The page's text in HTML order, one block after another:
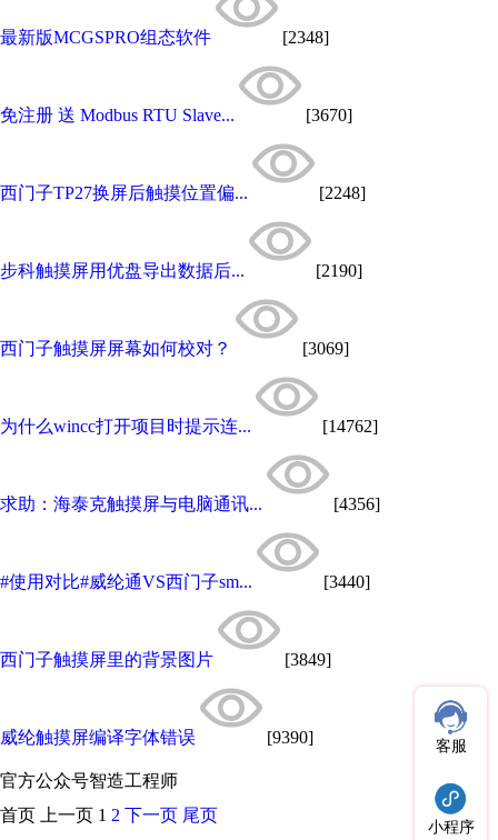
最新版MCGSPRO组态软件 [2348]
免注册 送 Modbus RTU Slave... [3670]
西门子TP27换屏后触摸位置偏... [2248]
步科触摸屏用优盘导出数据后... [2190]
西门子触摸屏屏幕如何校对？ [3069]
为什么wincc打开项目时提示连... [14762]
求助：海泰克触摸屏与电脑通讯... [4356]
#使用对比#威纶通VS西门子sm... [3440]
西门子触摸屏里的背景图片 [3849]
威纶触摸屏编译字体错误 [9390]
官方公众号智造工程师
客服
小程序
首页 上一页 1 2 下一页 尾页